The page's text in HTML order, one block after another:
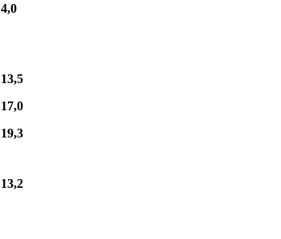
4,0
13,5
17,0
19,3
13,2